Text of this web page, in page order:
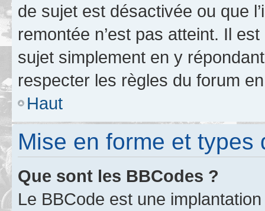
de sujet est désactivée ou que
remontée n’est pas atteint. Il
sujet simplement en y
respecter les règles du forum
Haut
Mise en forme et types
Que sont les BBCodes ?
Le BBCode est une